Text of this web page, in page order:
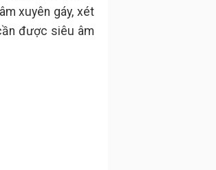
xuyên gáy, xét
được siêu âm